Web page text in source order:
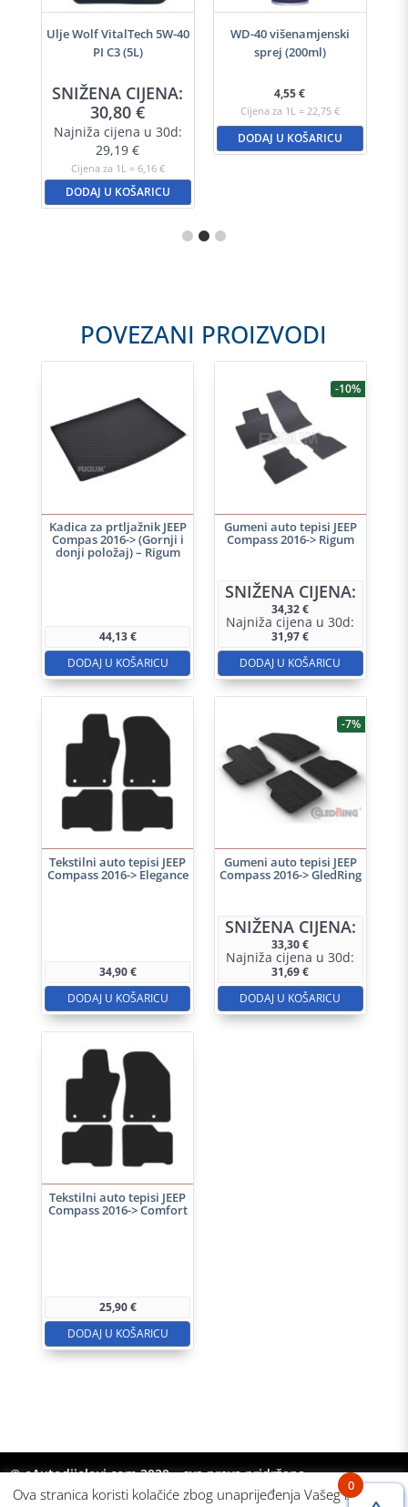
Ulje Wolf VitalTech 5W-40
PI C3 (5L)
SNIŽENA CIJENA:
30,80€
Najniža cijena u 30d:
29,19€
Cijena za 1L = 6,16 €
DODAJ U KOŠARICU
WD-40 višenamjenski
sprej (200ml)
4,55€
Cijena za 1L = 22,75 €
DODAJ U KOŠARICU
POVEZANI PROIZVODI
Kadica za prtljažnik JEEP
Compas 2016-> (Gornji i
donji položaj) – Rigum
44,13€
DODAJ U KOŠARICU
-10%
Gumeni auto tepisi JEEP
Compass 2016-> Rigum
SNIŽENA CIJENA:
34,32€
Najniža cijena u 30d:
31,97€
DODAJ U KOŠARICU
Tekstilni auto tepisi JEEP
Compass 2016-> Elegance
34,90€
DODAJ U KOŠARICU
-7%
Gumeni auto tepisi JEEP
Compass 2016-> GledRing
SNIŽENA CIJENA:
33,30€
Najniža cijena u 30d:
31,69€
DODAJ U KOŠARICU
Tekstilni auto tepisi JEEP
Compass 2016-> Comfort
25,90€
DODAJ U KOŠARICU
© eAutodijelovi.com 2020 – sva prava pridržana
Ova stranica koristi kolačiće zbog unaprijeđenja Vašeg iskustva.
0